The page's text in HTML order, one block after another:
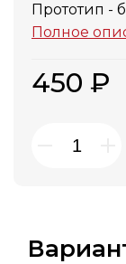
Прототип -
стоячей
Полное
450 ₽